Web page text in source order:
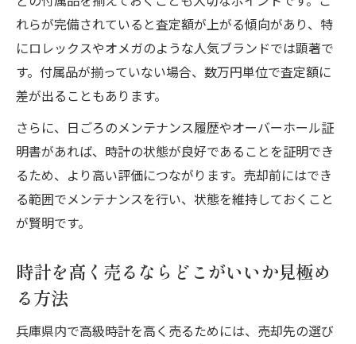
れらが完備されていると査定額が上がる傾向があり、特
にロレックスやオメガのような人気ブランドでは顕著で
す。付属品が揃っていない場合、数万円単位で査定額に
差が出ることもあります。
さらに、日ごろのメンテナンス履歴やオーバーホール証
明書があれば、時計の状態が良好であることを証明でき
るため、より高い評価につながります。売却前にはでき
る範囲でメンテナンスを行い、状態を維持しておくこと
が賢明です。
時計を高く売るならどこがいいか見極め
る方法
兵庫県内で高級時計を高く売るためには、売却先の選び